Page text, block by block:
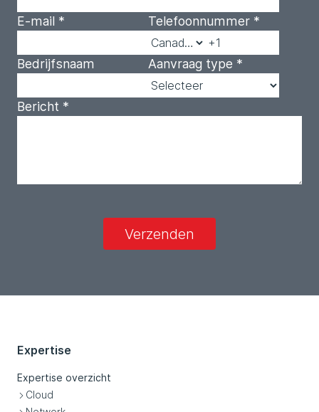
E-mail * Telefoonnummer *
Bedrijfsnaam Aanvraag type *
Bericht *
Verzenden
Expertise
Expertise overzicht
Cloud